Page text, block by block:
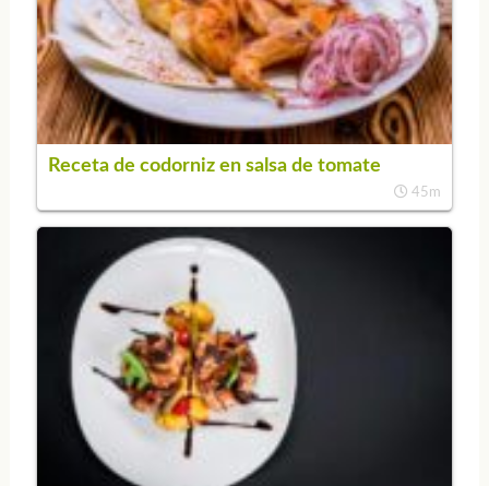
Receta de codorniz en salsa de tomate
45m